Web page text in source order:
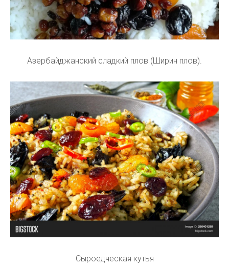
Азербайджанский сладкий плов (Ширин плов).
Сыроедческая кутья